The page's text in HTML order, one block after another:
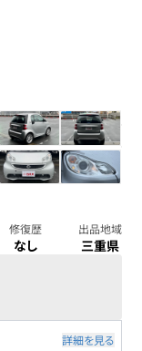
修復歴
なし
出品地域
三重県
詳細を見る